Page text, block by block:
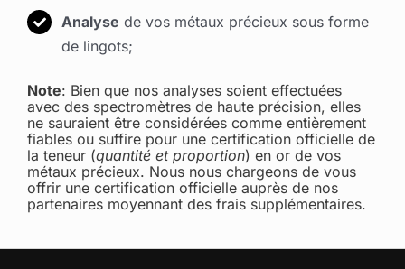
Analyse de vos métaux précieux sous forme
de lingots;
Note: Bien que nos analyses soient effectuées
avec des spectromètres de haute précision, elles
ne sauraient être considérées comme entièrement
fiables ou suffire pour une certification officielle de
la teneur (quantité et proportion) en or de vos
métaux précieux. Nous nous chargeons de vous
offrir une certification officielle auprès de nos
partenaires moyennant des frais supplémentaires.